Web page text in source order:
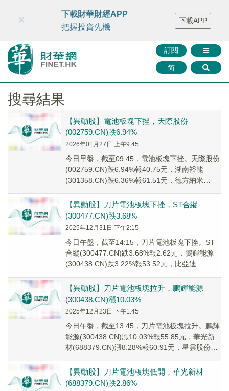
財華智庫網 FINTV FINMETA 財華證券 媒體矩陣
智庫沙龍
聯絡我們
訂閱
简
×
下載財華財經APP
把握投資先機
下載APP
搜尋結果
【異動股】電池板塊下挫，天際股份
(002759.CN)跌6.94%
2026年01月27日 上午9:45
今日早盤，截至09:45，電池板塊下挫。天際股份
(002759.CN)跌6.94%報40.75元，湖南裕能
(301358.CN)跌6.36%報61.51元，德方納米
【異動股】刀片電池板塊下挫，ST合縱
(300477.CN)跌3.68%
2025年12月31日 下午2:15
今日午盤，截至14:15，刀片電池板塊下挫。ST
合縱(300477.CN)跌3.68%報2.62元，鵬輝能源
(300438.CN)跌3.22%報53.52元，比亞迪
【異動股】刀片電池板塊拉升，鵬輝能源
(300438.CN)漲10.03%
2025年12月23日 下午1:45
今日午盤，截至13:45，刀片電池板塊拉升。鵬輝
能源(300438.CN)漲10.03%報55.85元，華光新
材(688379.CN)漲8.28%報60.91元，星雲股份
【異動股】刀片電池板塊低開，華光新材
(688379.CN)跌2.86%